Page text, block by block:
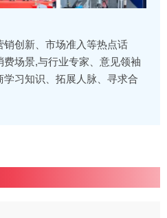
创新、市场准入等热点话
场景,与行业专家、意见领袖
习知识、拓展人脉、寻求合